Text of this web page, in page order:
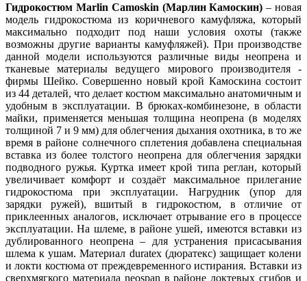
Гидрокостюм Marlin Camoskin (Марлин Камоскин) – новая
модель гидрокостюма из коричневого камуфляжа, который
максимально подходит под наши условия охоты (также
возможны другие варианты камуфляжей). При производстве
данной модели используются различные виды неопрена и
тканевые материалы ведущего мирового производителя -
фирмы Шейко. Совершенно новый крой Камоскина состоит
из 44 деталей, что делает костюм максимально анатомичным и
удобным в эксплуатации. В брюках-комбинезоне, в области
майки, применяется меньшая толщина неопрена (в моделях
толщиной 7 и 9 мм) для облегчения дыхания охотника, в то же
время в районе солнечного сплетения добавлена специальная
вставка из более толстого неопрена для облегчения зарядки
подводного ружья. Куртка имеет крой типа реглан, который
увеличивает комфорт и создаёт максимальное прилегание
гидрокостюма при эксплуатации. Нагрудник (упор для
зарядки ружей), вшитый в гидрокостюм, в отличие от
приклеенных аналогов, исключает отрывание его в процессе
эксплуатации. На шлеме, в районе ушей, имеются вставки из
дублированного неопрена – для устранения присасывания
шлема к ушам. Материал duratex (дюратекс) защищает колени
и локти костюма от преждевременного истирания. Вставки из
сверхмягкого материала neospan в районе локтевых сгибов и